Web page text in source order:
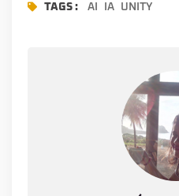
TAGS : AI IA UNITY